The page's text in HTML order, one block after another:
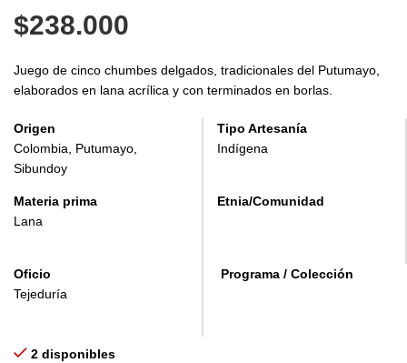
$238.000
Juego de cinco chumbes delgados, tradicionales del Putumayo,
elaborados en lana acrílica y con terminados en borlas.
Origen
Colombia, Putumayo,
Sibundoy
Materia prima
Lana
Tipo Artesanía
Indígena
Etnia/Comunidad
Oficio
Tejeduría
Programa / Colección
2 disponibles